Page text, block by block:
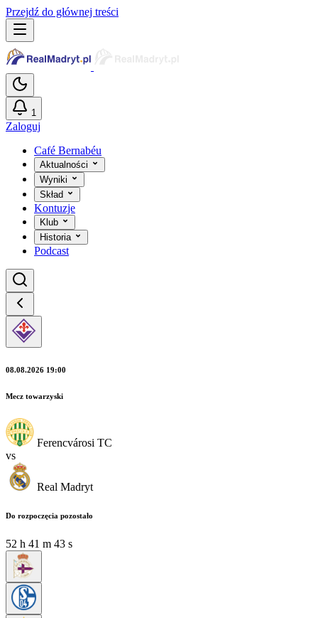
Przejdź do głównej treści
1
Zaloguj
Café Bernabéu
Aktualności
Wyniki
Skład
Kontuzje
Klub
Historia
Podcast
08.08.2026 19:00
Mecz towarzyski
Ferencvárosi TC
vs
Real Madryt
Do rozpoczęcia pozostało
52 h 41 m 43 s